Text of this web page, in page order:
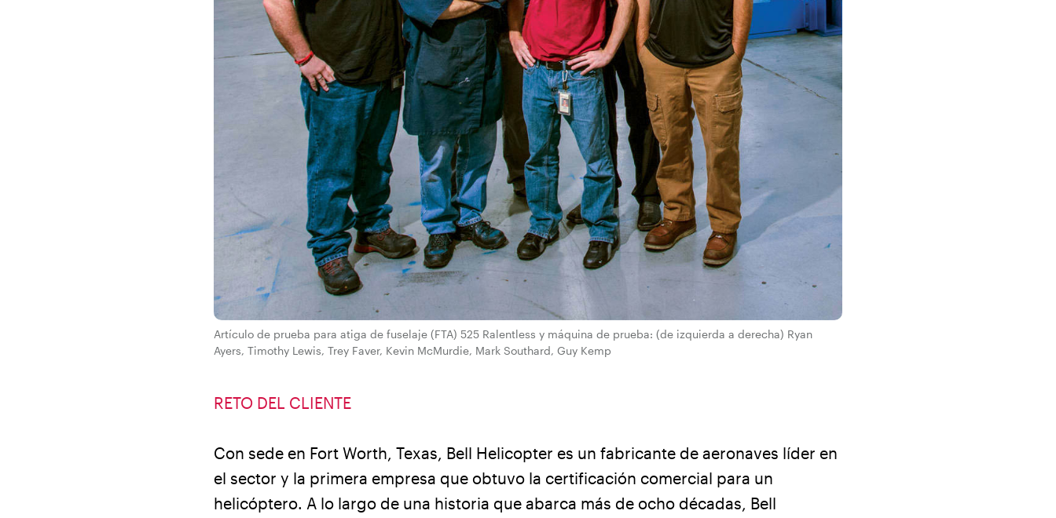
Artículo de prueba para atiga de fuselaje (FTA) 525 Ralentless y máquina de prueba: (de izquierda a derecha) Ryan
Ayers, Timothy Lewis, Trey Faver, Kevin McMurdie, Mark Southard, Guy Kemp
RETO DEL CLIENTE
Con sede en Fort Worth, Texas, Bell Helicopter es un fabricante de aeronaves líder en
el sector y la primera empresa que obtuvo la certificación comercial para un
helicóptero. A lo largo de una historia que abarca más de ocho décadas, Bell